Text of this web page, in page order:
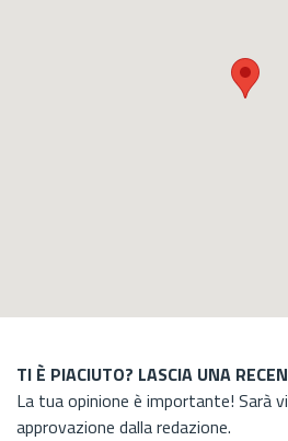
TI È PIACIUTO? LASCIA UNA
La tua opinione è importante! Sarà
approvazione dalla redazione.